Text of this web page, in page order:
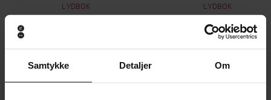
Samtykke Detaljer Om
LYDBOK LYDBOK
Andre har også kjøpt